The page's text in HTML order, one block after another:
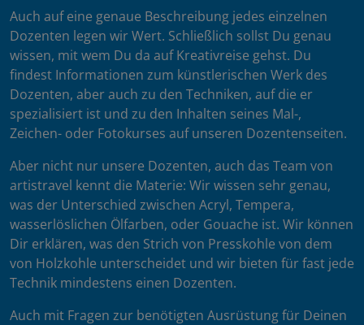
Auch auf eine genaue Beschreibung jedes einzelnen
Dozenten legen wir Wert. Schließlich sollst Du genau
wissen, mit wem Du da auf Kreativreise gehst. Du
findest Informationen zum künstlerischen Werk des
Dozenten, aber auch zu den Techniken, auf die er
spezialisiert ist und zu den Inhalten seines Mal-,
Zeichen- oder Fotokurses auf unseren Dozentenseiten.
Aber nicht nur unsere Dozenten, auch das Team von
artistravel kennt die Materie: Wir wissen sehr genau,
was der Unterschied zwischen Acryl, Tempera,
wasserlöslichen Ölfarben, oder Gouache ist. Wir können
Dir erklären, was den Strich von Presskohle von dem
von Holzkohle unterscheidet und wir bieten für fast jede
Technik mindestens einen Dozenten.
Auch mit Fragen zur benötigten Ausrüstung für Deinen